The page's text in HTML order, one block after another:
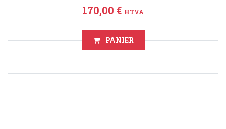
170,00 € HTVA
PANIER